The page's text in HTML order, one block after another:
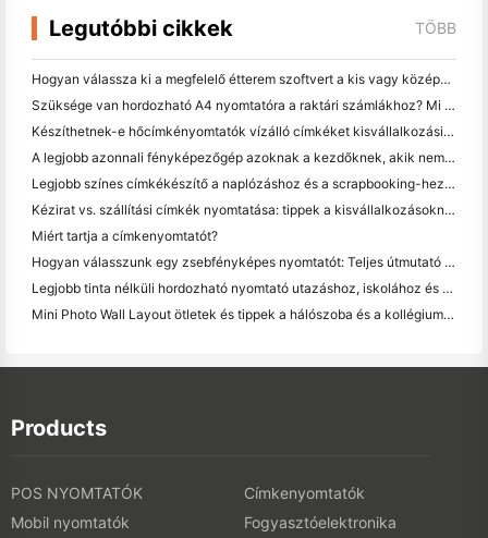
Legutóbbi cikkek TÖBB
Hogyan válassza ki a megfelelő étterem szoftvert a kis vagy középméretű étteremhez
Szüksége van hordozható A4 nyomtatóra a raktári számlákhoz? Mi valójában működik
Készíthetnek-e hőcímkényomtatók vízálló címkéket kisvállalkozási termékekhez?
A legjobb azonnali fényképezőgép azoknak a kezdőknek, akik nem akarnak papírt pazarolni
Legjobb színes címkékészítő a naplózáshoz és a scrapbooking-hez: több szín minden oldalhoz
Kézirat vs. szállítási címkék nyomtatása: tippek a kisvállalkozásoknak 2026-ban
Miért tartja a címkenyomtatót?
Hogyan válasszunk egy zsebfényképes nyomtatót: Teljes útmutató a naplózáshoz, utazáshoz és az iPhone-felhasználókhoz
Legjobb tinta nélküli hordozható nyomtató utazáshoz, iskolához és mobil munkához: Hanin MT620 Pro felülvizsgálat
Mini Photo Wall Layout ötletek és tippek a hálószoba és a kollégium díszítése
Products
POS NYOMTATÓK
Címkenyomtatók
Mobil nyomtatók
Fogyasztóelektronika